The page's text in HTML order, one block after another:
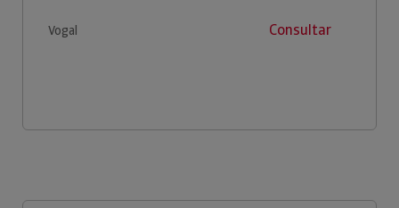
Vogal Consultar